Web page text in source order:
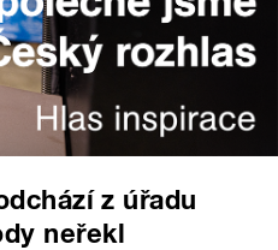
z úřadu
neřekl